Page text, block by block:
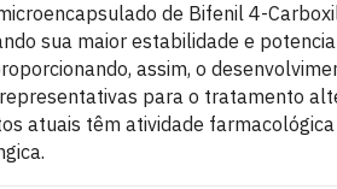
de Bifenil 4-
sua maior estabilidade e
assim, o
para o tratamento
atuais têm atividade